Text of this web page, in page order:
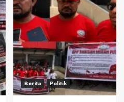
Berita Politik